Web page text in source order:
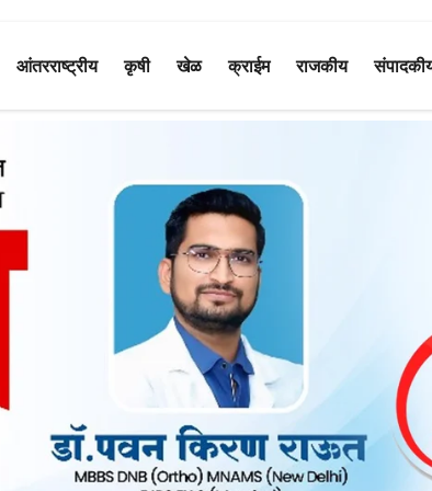
आंतरराष्ट्रीय कृषी खेळ क्राईम राजकीय